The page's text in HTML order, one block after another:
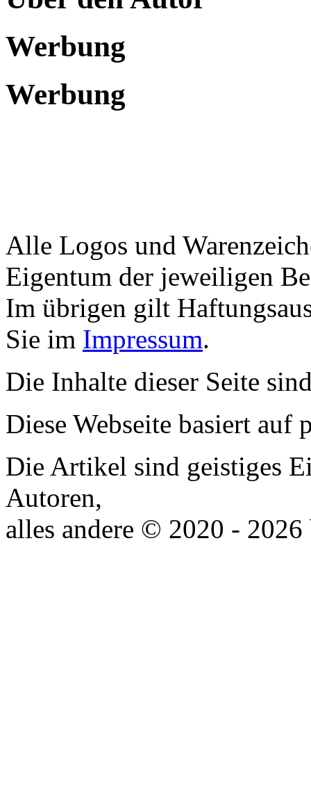
Werbung
Werbung
Alle Logos und
Eigentum der jeweiligen
Im übrigen gilt
Sie im Impressum.
Die Inhalte dieser Seite
Diese Webseite basiert auf
Die Artikel sind geistiges
Autoren,
alles andere © 2020 -